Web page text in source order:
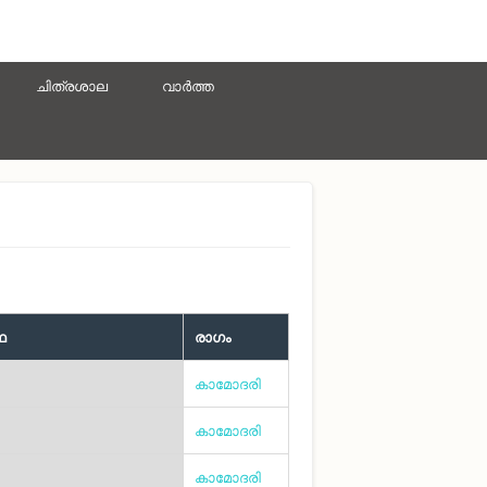
ചിത്രശാല വാർത്ത
രാഗം
കാമോദരി
കാമോദരി
കാമോദരി